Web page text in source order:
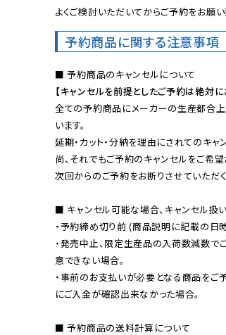
よくご検討いただいてからご予約をお願い
予約商品に関する注意事項
【キャンセルを前提としたご予約は絶対
全ての予約商品にメーカーの生産都合上
います。
延期・カット・分納を理由にされてのキャ
尚、それでもご予約のキャンセルをご希
次回からのご予約をお断りさせていただく
■ キャンセル可能な場合、キャンセル扱
・予約締め切り前 (商品説明に記載の日
・発売中止、限定生産品の入荷数減数で
意できない場合。
・事前のお支払いが必要となる商品をご
にご入金が確認出来なかった場合。
■ 予約商品の送料計算について